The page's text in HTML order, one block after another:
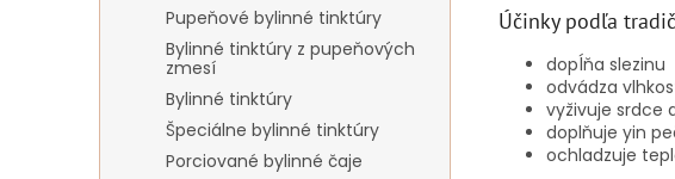
Pupeňové bylinné tinktúry
Bylinné tinktúry z pupeňových
zmesí
Bylinné tinktúry
Špeciálne bylinné tinktúry
Porciované bylinné čaje
Účinky podľa
dopĺňa slezinu
odvádza
vyživuje srdce
doplňuje yin
ochladzuje